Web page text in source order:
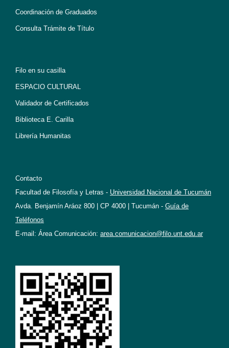
Coordinación de Graduados
Consulta Trámite de Título
Filo en su casilla
ESPACIO CULTURAL
Validador de Certificados
Biblioteca E. Carilla
Librería Humanitas
Contacto
Facultad de Filosofía y Letras - Universidad Nacional de Tucumán
Avda. Benjamín Aráoz 800 | CP 4000 | Tucumán - Guía de
Teléfonos
E-mail: Área Comunicación: area.comunicacion@filo.unt.edu.ar